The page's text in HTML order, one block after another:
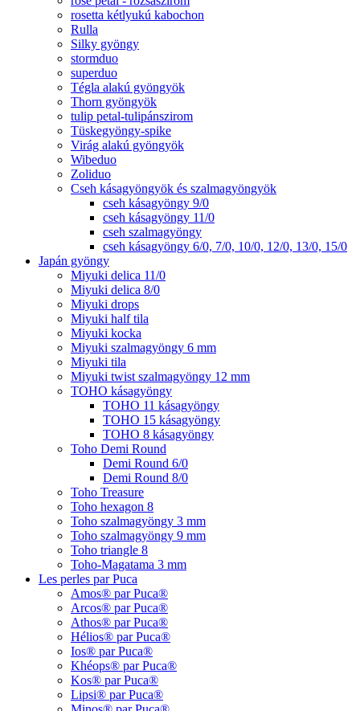
rosetta kétlyukú kabochon
Rulla
Silky gyöngy
stormduo
superduo
Tégla alakú gyöngyök
Thorn gyöngyök
tulip petal-tulipánszirom
Tüskegyöngy-spike
Virág alakú gyöngyök
Wibeduo
Zoliduo
Cseh kásagyöngyök és szalmagyöngyök
cseh kásagyöngy 9/0
cseh kásagyöngy 11/0
cseh szalmagyöngy
cseh kásagyöngy 6/0, 7/0, 10/0, 12/0, 13/0, 15/0
Japán gyöngy
Miyuki delica 11/0
Miyuki delica 8/0
Miyuki drops
Miyuki half tila
Miyuki kocka
Miyuki szalmagyöngy 6 mm
Miyuki tila
Miyuki twist szalmagyöngy 12 mm
TOHO kásagyöngy
TOHO 11 kásagyöngy
TOHO 15 kásagyöngy
TOHO 8 kásagyöngy
Toho Demi Round
Demi Round 6/0
Demi Round 8/0
Toho Treasure
Toho hexagon 8
Toho szalmagyöngy 3 mm
Toho szalmagyöngy 9 mm
Toho triangle 8
Toho-Magatama 3 mm
Les perles par Puca
Amos® par Puca®
Arcos® par Puca®
Athos® par Puca®
Hélios® par Puca®
Ios® par Puca®
Khéops® par Puca®
Kos® par Puca®
Lipsi® par Puca®